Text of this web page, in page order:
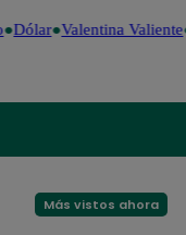
Dólar Valentina Valiente
Más vistos ahora